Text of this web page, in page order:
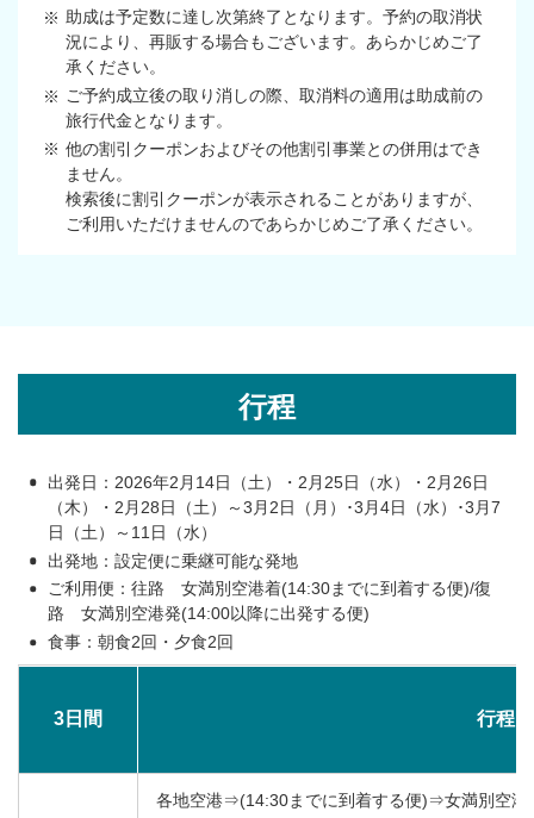
助成は予定数に達し次第終了となります。予約の取消状
況により、再販する場合もございます。あらかじめご了
承ください。
ご予約成立後の取り消しの際、取消料の適用は助成前の
旅行代金となります。
他の割引クーポンおよびその他割引事業との併用はでき
ません。
検索後に割引クーポンが表示されることがありますが、
ご利用いただけませんのであらかじめご了承ください。
行程
出発日：2026年2月14日（土）・2月25日（水）・2月26日
（木）・2月28日（土）～3月2日（月）･3月4日（水）･3月7
日（土）～11日（水）
出発地：設定便に乗継可能な発地
ご利用便：往路 女満別空港着(14:30までに到着する便)/復
路 女満別空港発(14:00以降に出発する便)
食事：朝食2回・夕食2回
3日間 行程
各地空港⇒(14:30までに到着する便)⇒女満別空